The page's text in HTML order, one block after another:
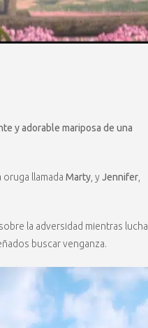
y adorable mariposa de una
llamada Marty , yJennifer
la adversidad mientras lucha
buscar venganza.